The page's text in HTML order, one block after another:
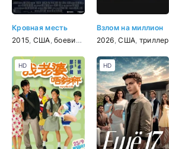
Кровная месть
2015 США ,боевик , драма
Взлом на миллион
2026 ,США триллер
HD HD